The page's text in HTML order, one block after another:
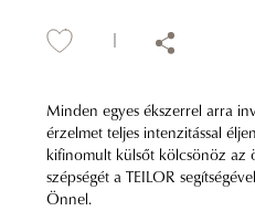
Minden egyes ékszerrel arra
érzelmet teljes intenzitással
kifinomult külsőt kölcsönöz az
szépségét a TEILOR
Önnel.